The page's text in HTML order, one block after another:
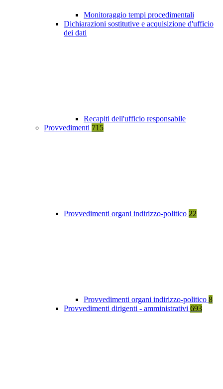
Monitoraggio tempi procedimentali
Dichiarazioni sostitutive e acquisizione d'ufficio
dei dati
Recapiti dell'ufficio responsabile
Provvedimenti 715
Provvedimenti organi indirizzo-politico 22
Provvedimenti organi indirizzo-politico 8
Provvedimenti dirigenti - amministrativi 693